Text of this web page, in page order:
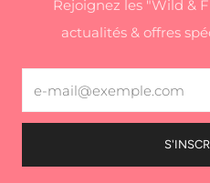
Rejoignez les "Wild &
actualités & offres